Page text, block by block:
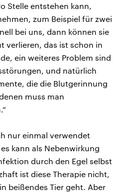
Stelle entstehen kann,
zum Beispiel für zwei
bei uns, dann können sie
verlieren, das ist schon in
ein weiteres Problem sind
und natürlich
die die Blutgerinnung
muss man
nur einmal verwendet
kann als Nebenwirkung
durch den Egel selbst
ist diese Therapie nicht,
beißendes Tier geht. Aber